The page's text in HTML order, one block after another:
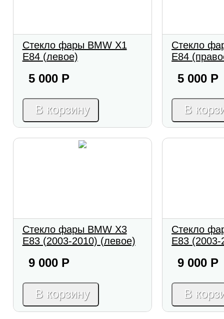
Стекло фары BMW X1
E84 (левое)
5 000 Р
В корзину
Стекло
E84
5 000 Р
В
Стекло фары BMW X3
E83 (2003-2010) (левое)
9 000 Р
В корзину
Стекло
E83
9 000 Р
В